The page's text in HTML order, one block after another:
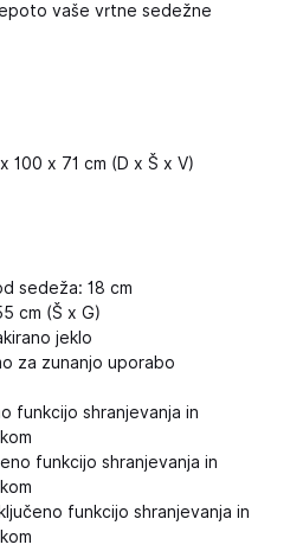
vaše vrtne sedežne
100 x 71 cm (D x Š x V)
sedeža: 18 cm
cm (Š x G)
jeklo
za zunanjo uporabo
funkcijo shranjevanja in
funkcijo shranjevanja in
funkcijo shranjevanja in